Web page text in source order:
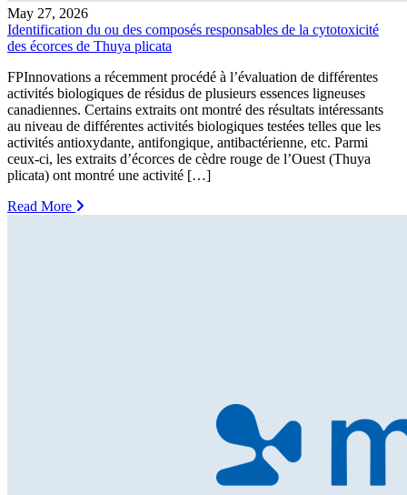
May 27, 2026
Identification du ou des composés responsables de la cytotoxicité
des écorces de Thuya plicata
FPInnovations a récemment procédé à l’évaluation de différentes
activités biologiques de résidus de plusieurs essences ligneuses
canadiennes. Certains extraits ont montré des résultats intéressants
au niveau de différentes activités biologiques testées telles que les
activités antioxydante, antifongique, antibactérienne, etc. Parmi
ceux-ci, les extraits d’écorces de cèdre rouge de l’Ouest (Thuya
plicata) ont montré une activité […]
Read More